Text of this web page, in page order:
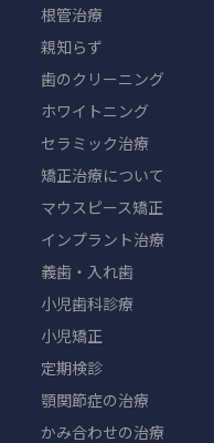
根管治療
親知らず
歯のクリーニング
ホワイトニング
セラミック治療
矯正治療について
マウスピース矯正
インプラント治療
義歯・入れ歯
小児歯科診療
小児矯正
定期検診
顎関節症の治療
かみ合わせの治療